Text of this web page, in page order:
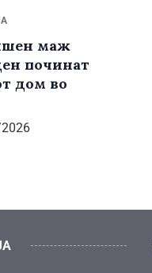
маж
починат
дом во